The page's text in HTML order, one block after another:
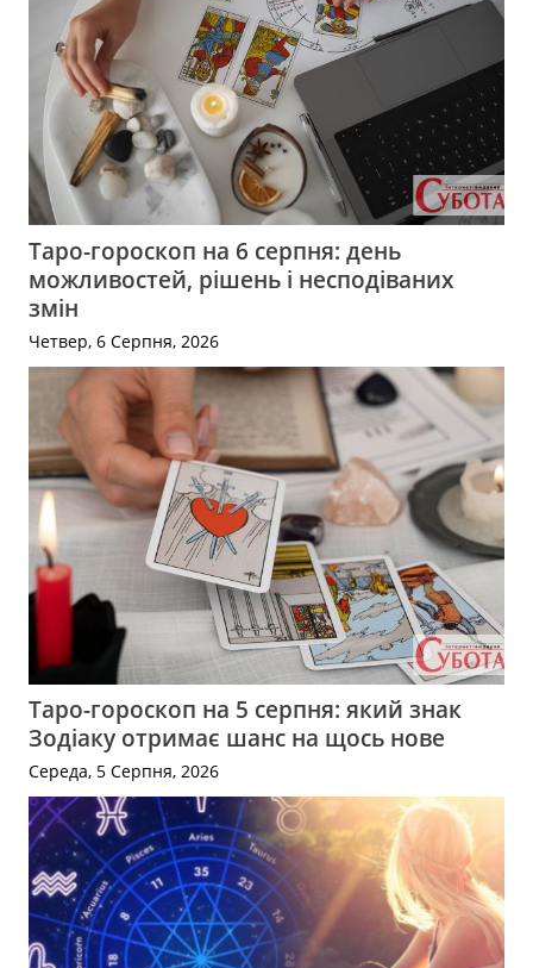
Таро-гороскоп на 6 серпня: день
можливостей, рішень і несподіваних
змін
Четвер, 6 Серпня, 2026
Таро-гороскоп на 5 серпня: який знак
Зодіаку отримає шанс на щось нове
Середа, 5 Серпня, 2026